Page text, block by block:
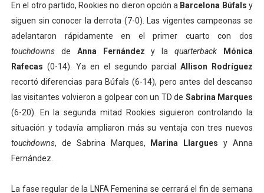
En el otro partido, Rookies no dieron opción a Barcelona Búfals y
siguen sin conocer la derrota (7-0). Las vigentes campeonas se
adelantaron rápidamente en el primer cuarto con dos
touchdownsde Anna Fernández y laquarterback
Mónica
Rafecas (0-14). Ya en el segundo parcial Allison Rodríguez
recortó diferencias para Búfals (6-14), pero antes del descanso
las visitantes volvieron a golpear con un TD de Sabrina Marques
(6-20). En la segunda mitad Rookies siguieron controlando la
situación y todavía ampliaron más su ventaja con tres nuevos
touchdowns, de Sabrina Marques, Marina Llargues y Anna
Fernández.
La fase regular de la LNFA Femenina se cerrará el fin de semana